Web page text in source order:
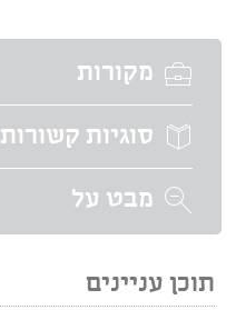
מקורות
סוגיות קשורות
מבט על
תוכן עניינים